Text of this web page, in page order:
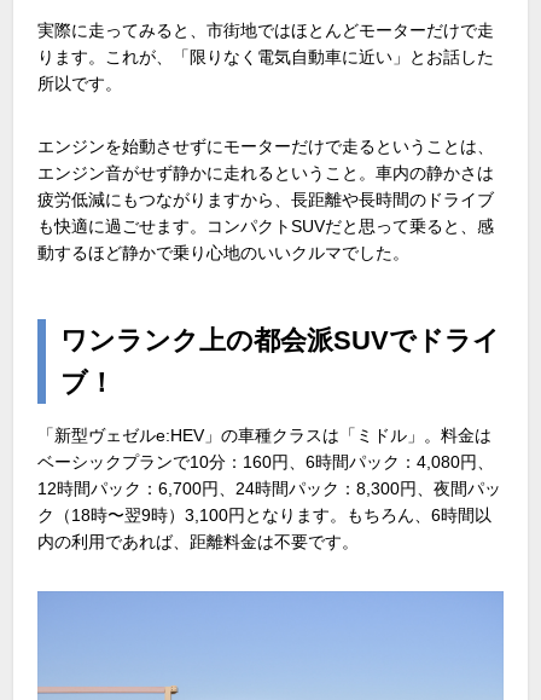
実際に走ってみると、市街地ではほとんどモーターだけで走
ります。これが、「限りなく電気自動車に近い」とお話した
所以です。
エンジンを始動させずにモーターだけで走るということは、
エンジン音がせず静かに走れるということ。車内の静かさは
疲労低減にもつながりますから、長距離や長時間のドライブ
も快適に過ごせます。コンパクトSUVだと思って乗ると、感
動するほど静かで乗り心地のいいクルマでした。
ワンランク上の都会派SUVでドライ
ブ！
「新型ヴェゼルe:HEV」の車種クラスは「ミドル」。料金は
ベーシックプランで10分：160円、6時間パック：4,080円、
12時間パック：6,700円、24時間パック：8,300円、夜間パッ
ク（18時〜翌9時）3,100円となります。もちろん、6時間以
内の利用であれば、距離料金は不要です。